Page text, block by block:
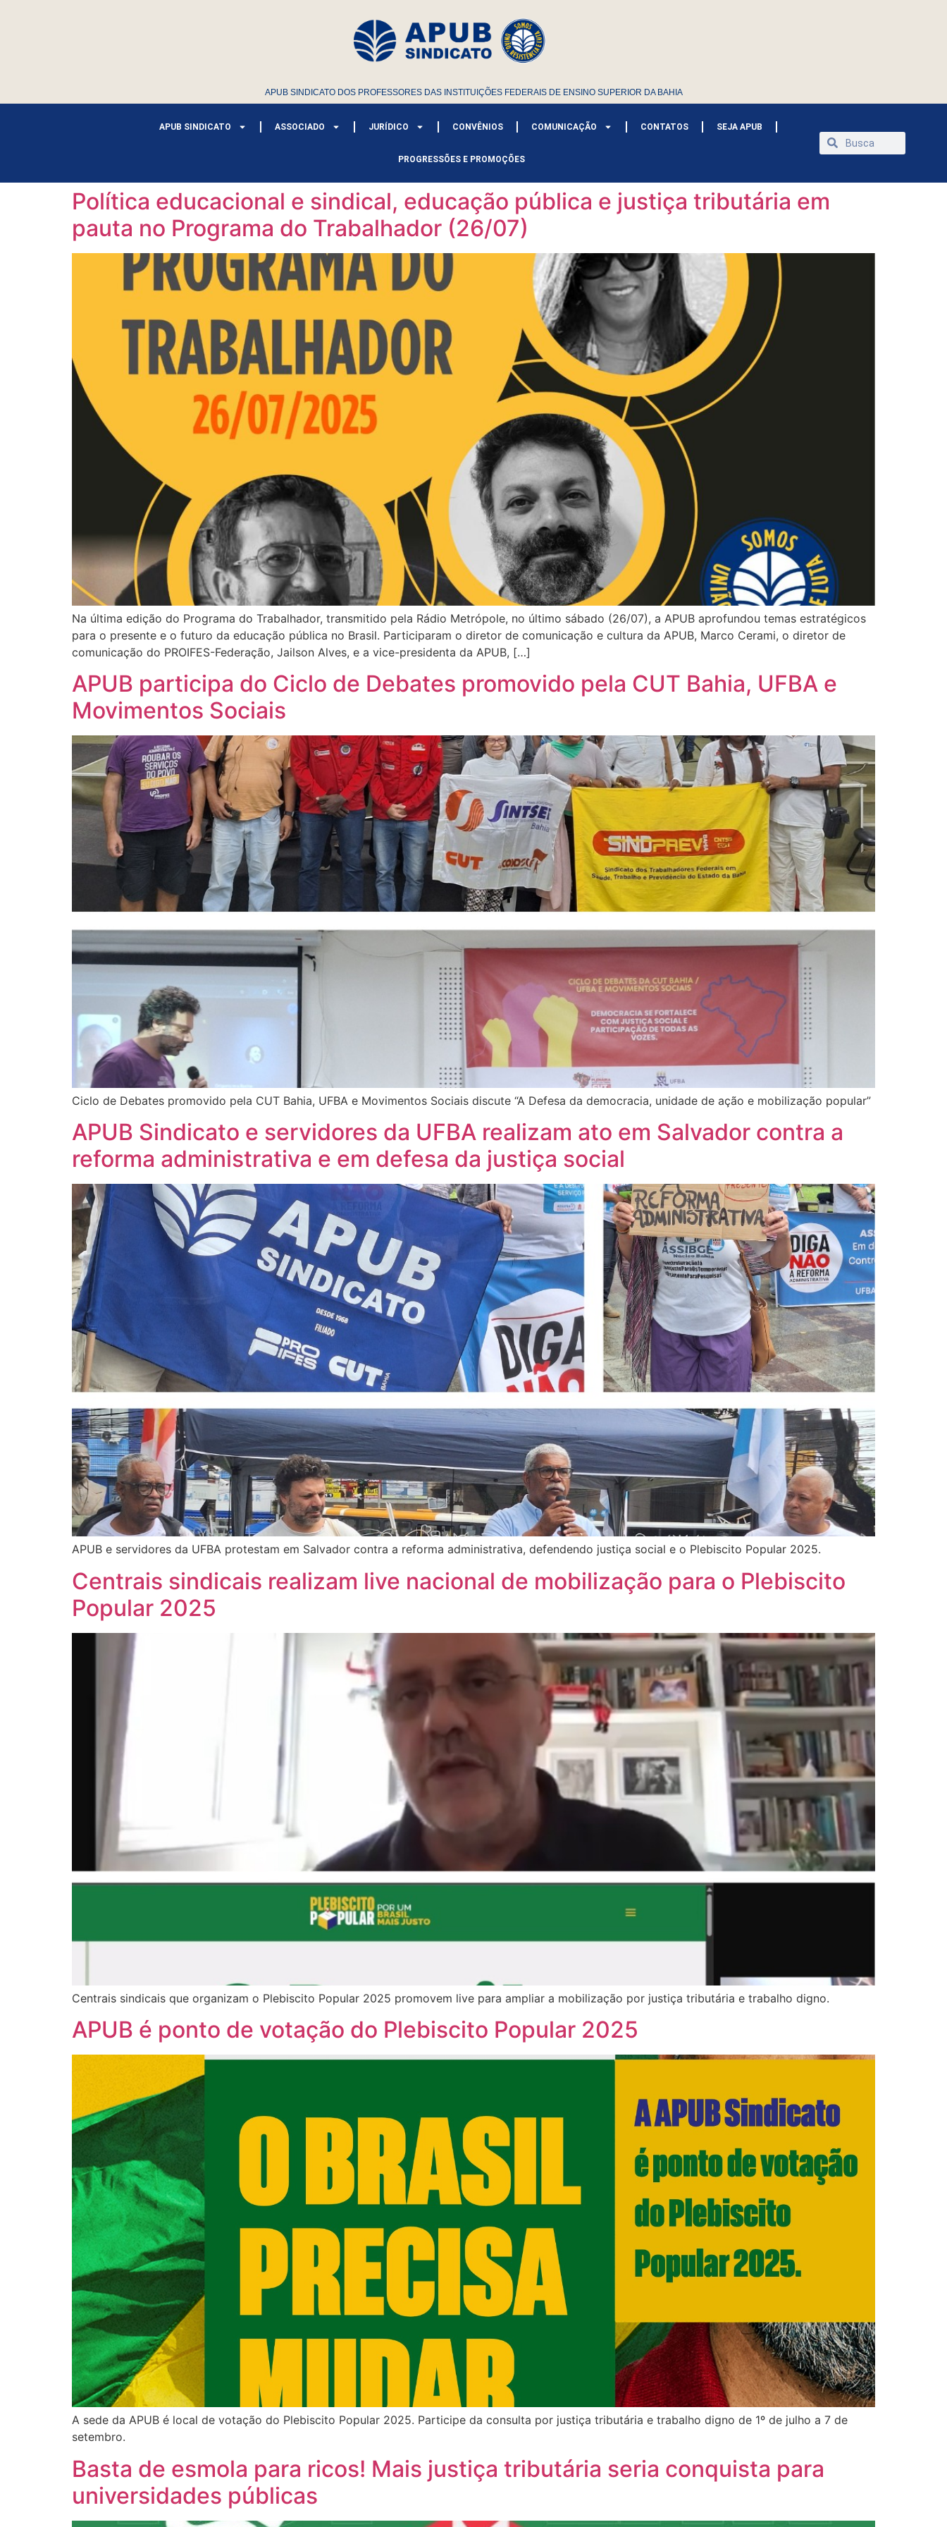
APUB SINDICATO DOS PROFESSORES DAS INSTITUIÇÕES FEDERAIS DE ENSINO SUPERIOR DA BAHIA
APUB SINDICATO ASSOCIADO JURÍDICO CONVÊNIOS COMUNICAÇÃO CONTATOS SEJA APUB
PROGRESSÕES E PROMOÇÕES
Política educacional e sindical, educação pública e justiça tributária em
pauta no Programa do Trabalhador (26/07)
Na última edição do Programa do Trabalhador, transmitido pela Rádio Metrópole, no último sábado (26/07), a APUB aprofundou temas estratégicos
para o presente e o futuro da educação pública no Brasil. Participaram o diretor de comunicação e cultura da APUB, Marco Cerami, o diretor de
comunicação do PROIFES-Federação, Jailson Alves, e a vice-presidenta da APUB, […]
APUB participa do Ciclo de Debates promovido pela CUT Bahia, UFBA e
Movimentos Sociais
Ciclo de Debates promovido pela CUT Bahia, UFBA e Movimentos Sociais discute “A Defesa da democracia, unidade de ação e mobilização popular”
APUB Sindicato e servidores da UFBA realizam ato em Salvador contra a
reforma administrativa e em defesa da justiça social
APUB e servidores da UFBA protestam em Salvador contra a reforma administrativa, defendendo justiça social e o Plebiscito Popular 2025.
Centrais sindicais realizam live nacional de mobilização para o Plebiscito
Popular 2025
Centrais sindicais que organizam o Plebiscito Popular 2025 promovem live para ampliar a mobilização por justiça tributária e trabalho digno.
APUB é ponto de votação do Plebiscito Popular 2025
A sede da APUB é local de votação do Plebiscito Popular 2025. Participe da consulta por justiça tributária e trabalho digno de 1º de julho a 7 de
setembro.
Basta de esmola para ricos! Mais justiça tributária seria conquista para
universidades públicas